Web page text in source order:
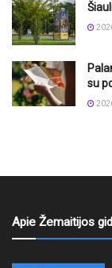
su
Apie Žemaitijos